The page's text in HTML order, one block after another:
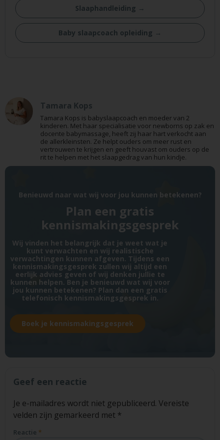
Slaaphandleiding →
Baby slaapcoach opleiding →
Tamara Kops
Tamara Kops is babyslaapcoach en moeder van 2
kinderen. Met haar specialisatie voor newborns op zak en
docente babymassage, heeft zij haar hart verkocht aan
de allerkleinsten. Ze helpt ouders om meer rust en
vertrouwen te krijgen en geeft houvast om ouders op de
rit te helpen met het slaapgedrag van hun kindje.
Benieuwd naar wat wij voor jou kunnen betekenen?
Plan een gratis
kennismakingsgesprek
Wij vinden het belangrijk dat je weet wat je
kunt verwachten en wij realistische
verwachtingen kunnen afgeven. Tijdens een
kennismakingsgesprek zullen wij altijd een
eerlijk advies geven of wij denken jullie te
kunnen helpen. Ben je benieuwd wat wij voor
jou kunnen betekenen? Plan dan een gratis
telefonisch kennismakingsgesprek in.
Boek je kennismakingsgesprek
Geef een reactie
Je e-mailadres wordt niet gepubliceerd. Vereiste
velden zijn gemarkeerd met *
Reactie *